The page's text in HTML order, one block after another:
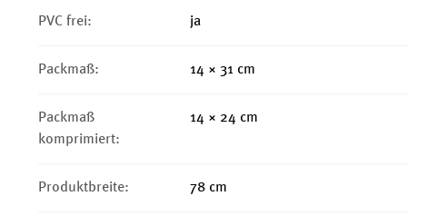
PVC frei: ja
Packmaß: 14 × 31 cm
Packmaß
komprimiert:
14 × 24 cm
Produktbreite: 78 cm